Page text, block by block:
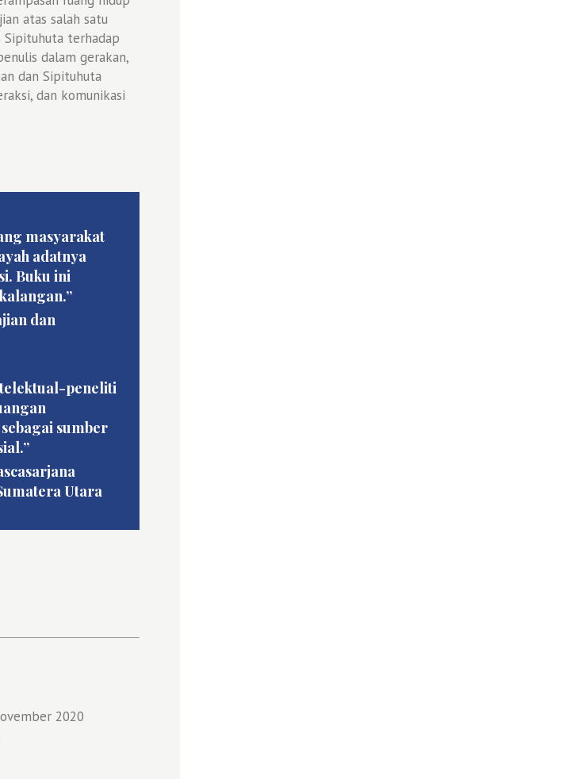
atas salah satu
Sipituhuta terhadap
dalam gerakan,
dan Sipituhuta
dan komunikasi
masyarakat
adatnya
Buku ini
dan
peneliti
sumber
Utara
2020